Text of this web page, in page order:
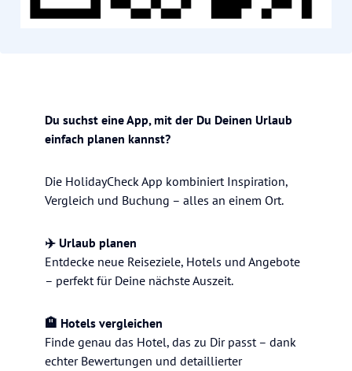
Du suchst eine App, mit der Du Deinen Urlaub
einfach planen kannst?
Die HolidayCheck App kombiniert Inspiration,
Vergleich und Buchung – alles an einem Ort.
✈️ Urlaub planen
Entdecke neue Reiseziele, Hotels und Angebote
– perfekt für Deine nächste Auszeit.
🏨 Hotels vergleichen
Finde genau das Hotel, das zu Dir passt – dank
echter Bewertungen und detaillierter